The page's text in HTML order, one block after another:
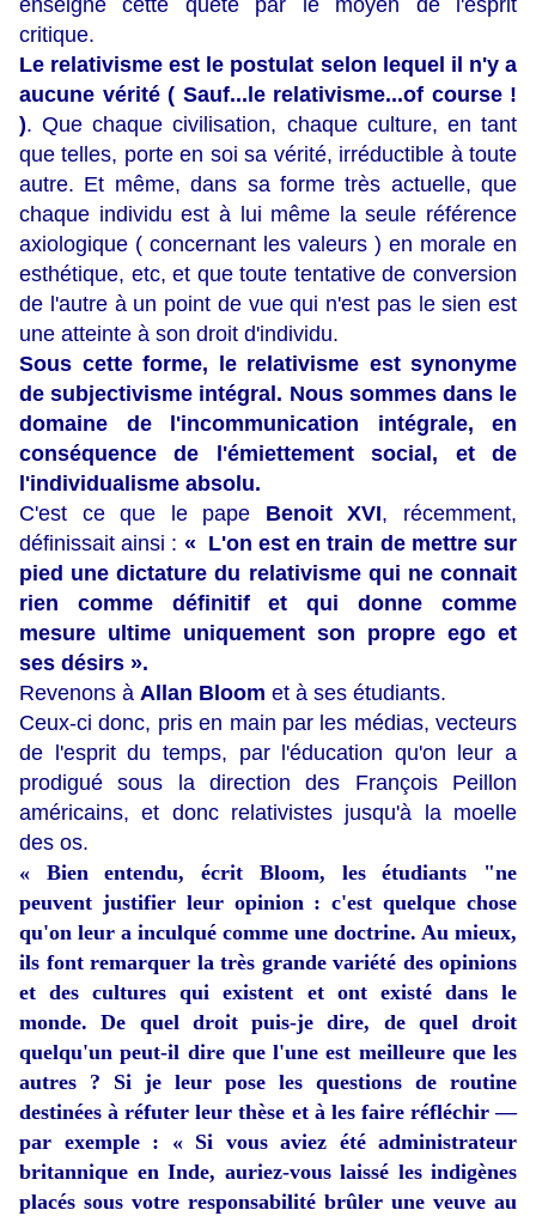
enseigné cette quête par le moyen de l'esprit
critique.
Le relativisme est le postulat selon lequel il n'y a
aucune vérité ( Sauf...le relativisme...of course !
). Que chaque civilisation, chaque culture, en tant
que telles, porte en soi sa vérité, irréductible à toute
autre. Et même, dans sa forme très actuelle, que
chaque individu est à lui même la seule référence
axiologique ( concernant les valeurs ) en morale en
esthétique, etc, et que toute tentative de conversion
de l'autre à un point de vue qui n'est pas le sien est
une atteinte à son droit d'individu.
Sous cette forme, le relativisme est synonyme
de subjectivisme intégral. Nous sommes dans le
domaine de l'incommunication intégrale, en
conséquence de l'émiettement social, et de
l'individualisme absolu.
C'est ce que le pape Benoit XVI, récemment,
définissait ainsi : « L'on est en train de mettre sur
pied une dictature du relativisme qui ne connait
rien comme définitif et qui donne comme
mesure ultime uniquement son propre ego et
ses désirs ».
Revenons à Allan Bloom et à ses étudiants.
Ceux-ci donc, pris en main par les médias, vecteurs
de l'esprit du temps, par l'éducation qu'on leur a
prodigué sous la direction des François Peillon
américains, et donc relativistes jusqu'à la moelle
des os.
« Bien entendu, écrit Bloom, les étudiants "ne
peuvent justifier leur opinion : c'est quelque chose
qu'on leur a inculqué comme une doctrine. Au mieux,
ils font remarquer la très grande variété des opinions
et des cultures qui existent et ont existé dans le
monde. De quel droit puis-je dire, de quel droit
quelqu'un peut-il dire que l'une est meilleure que les
autres ? Si je leur pose les questions de routine
destinées à réfuter leur thèse et à les faire réfléchir —
par exemple : « Si vous aviez été administrateur
britannique en Inde, auriez-vous laissé les indigènes
placés sous votre responsabilité brûler une veuve au